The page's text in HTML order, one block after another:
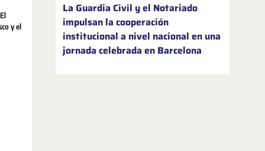
y el
La Guardia Civil y el Notariado
impulsan la cooperación
institucional a nivel nacional en una
jornada celebrada en Barcelona